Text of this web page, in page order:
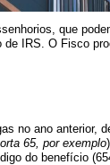
senhorios, que
IRS. O Fisco
no ano anterior,
65, por exemplo
do benefício